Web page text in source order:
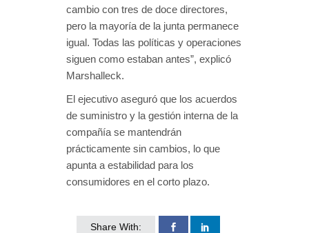
cambio con tres de doce directores,
pero la mayoría de la junta permanece
igual. Todas las políticas y operaciones
siguen como estaban antes”, explicó
Marshalleck.
El ejecutivo aseguró que los acuerdos
de suministro y la gestión interna de la
compañía se mantendrán
prácticamente sin cambios, lo que
apunta a estabilidad para los
consumidores en el corto plazo.
Share With: